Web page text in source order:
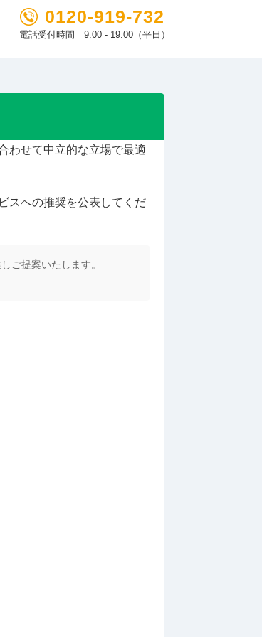
0120-919-732
電話受付時間 9:00 - 19:00（平日）
わせて中立的な立場で最適
スへの推奨を公表してくだ
ご提案いたします。